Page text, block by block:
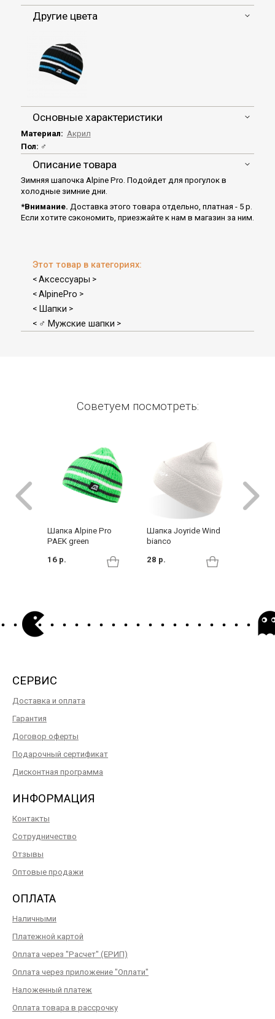
Другие цвета
Основные характеристики
Материал: Акрил
Пол: ♂
Описание товара
Зимняя шапочка Alpine Pro. Подойдет для прогулок в
холодные зимние дни.
*Внимание. Доставка этого товара отдельно, платная - 5 р.
Если хотите сэкономить, приезжайте к нам в магазин за ним.
Этот товар в категориях:
< Аксессуары >
< AlpinePro >
< Шапки >
< ♂ Мужские шапки >
Советуем посмотреть:
Шапка Alpine Pro
PAEK green
16 р.
Шапка Joyride Wind
bianco
28 р.
СЕРВИС
Доставка и оплата
Гарантия
Договор оферты
Подарочный сертификат
Дисконтная программа
ИНФОРМАЦИЯ
Контакты
Сотрудничество
Отзывы
Оптовые продажи
ОПЛАТА
Наличными
Платежной картой
Оплата через "Расчет" (ЕРИП)
Оплата через приложение "Оплати"
Наложенный платеж
Оплата товара в рассрочку